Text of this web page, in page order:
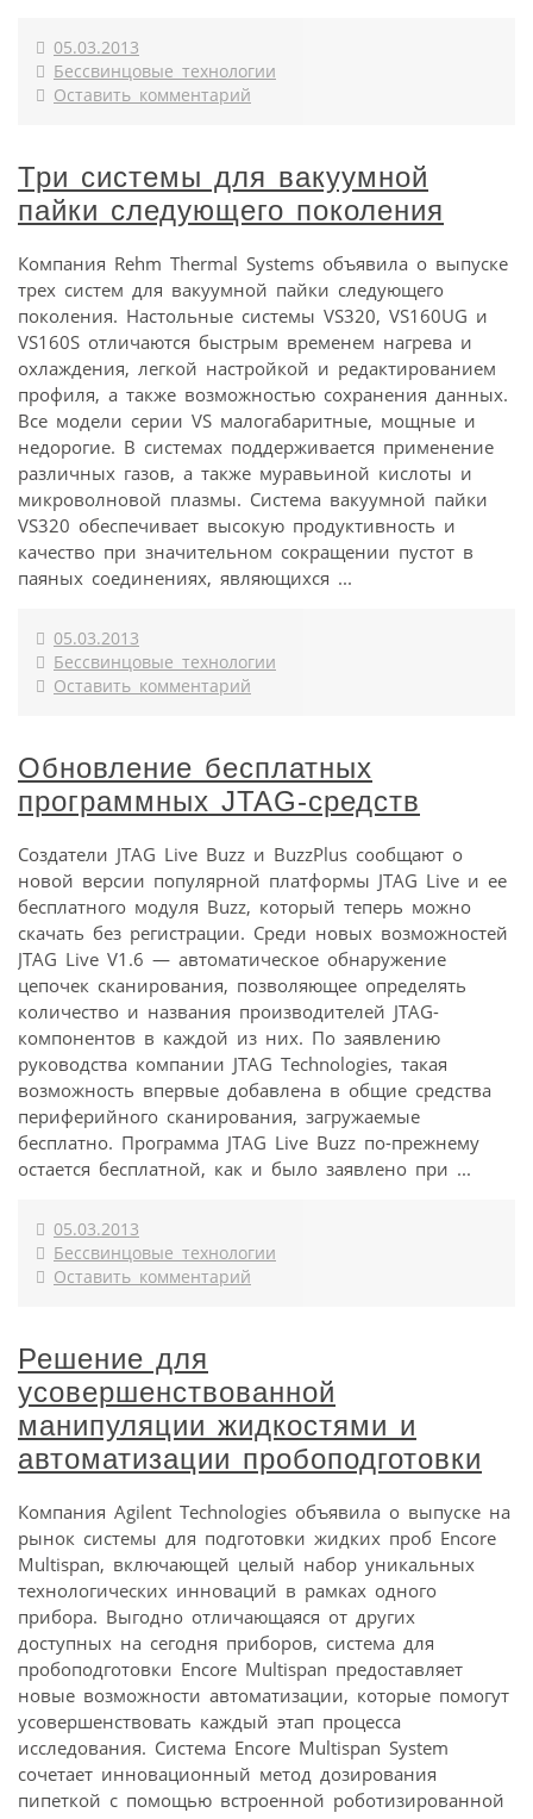
05.03.2013
Бессвинцовые технологии
Оставить комментарий
Три системы для вакуумной
пайки следующего поколения
Компания Rehm Thermal Systems объявила о выпуске
трех систем для вакуумной пайки следующего
поколения. Настольные системы VS320, VS160UG и
VS160S отличаются быстрым временем нагрева и
охлаждения, легкой настройкой и редактированием
профиля, а также возможностью сохранения данных.
Все модели серии VS малогабаритные, мощные и
недорогие. В системах поддерживается применение
различных газов, а также муравьиной кислоты и
микроволновой плазмы. Система вакуумной пайки
VS320 обеспечивает высокую продуктивность и
качество при значительном сокращении пустот в
паяных соединениях, являющихся ...
05.03.2013
Бессвинцовые технологии
Оставить комментарий
Обновление бесплатных
программных JTAG-средств
Создатели JTAG Live Buzz и BuzzPlus сообщают о
новой версии популярной платформы JTAG Live и ее
бесплатного модуля Buzz, который теперь можно
скачать без регистрации. Среди новых возможностей
JTAG Live V1.6 — автоматическое обнаружение
цепочек сканирования, позволяющее определять
количество и названия производителей JTAG-
компонентов в каждой из них. По заявлению
руководства компании JTAG Technologies, такая
возможность впервые добавлена в общие средства
периферийного сканирования, загружаемые
бесплатно. Программа JTAG Live Buzz по-прежнему
остается бесплатной, как и было заявлено при ...
05.03.2013
Бессвинцовые технологии
Оставить комментарий
Решение для
усовершенствованной
манипуляции жидкостями и
автоматизации пробоподготовки
Компания Agilent Technologies объявила о выпуске на
рынок системы для подготовки жидких проб Encore
Multispan, включающей целый набор уникальных
технологических инноваций в рамках одного
прибора. Выгодно отличающаяся от других
доступных на сегодня приборов, система для
пробоподготовки Encore Multispan предоставляет
новые возможности автоматизации, которые помогут
усовершенствовать каждый этап процесса
исследования. Система Encore Multispan System
сочетает инновационный метод дозирования
пипеткой с помощью встроенной роботизированной